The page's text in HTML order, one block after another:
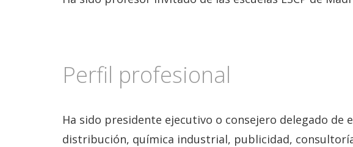
Perfil profesional
Ha sido presidente ejecutivo o consejero delegado de
distribución, química industrial, publicidad,